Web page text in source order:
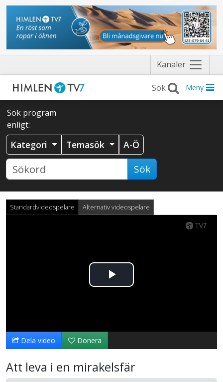
Kanaler Näytä
valikko
Meny
Sök program
enligt:
Kategori Temasök A-Ö
Sök
Standardvideospelare Alternativ videospelare
Spela
video
Dela video Donera
Att leva i en mirakelsfär